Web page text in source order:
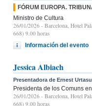
FÓRUM EUROPA.
Ministro de Cultura
26/01/2026 - Barcelona, Hotel
668) 9.00 horas
Información del evento
Jessica Albiach
Presentadora de Ernest
Presidenta de los Comuns
26/01/2026 - Barcelona, Hotel
668) 9.00 horas